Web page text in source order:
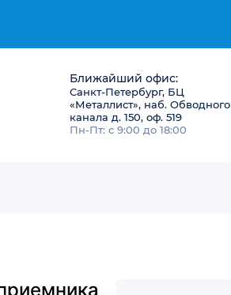
Ближайший офис:
Санкт-Петербург, БЦ
«Металлист», наб. Обводного
канала д. 150, оф. 519
Пн-Пт: с 9:00 до 18:00